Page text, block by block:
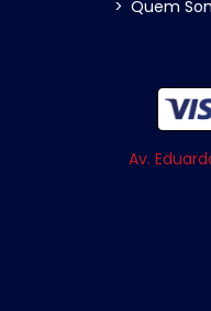
> Quem
Av.